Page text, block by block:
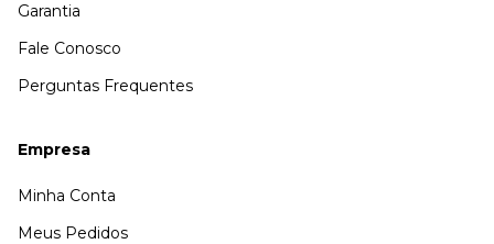
Garantia
Fale Conosco
Perguntas Frequentes
Empresa
Minha Conta
Meus Pedidos